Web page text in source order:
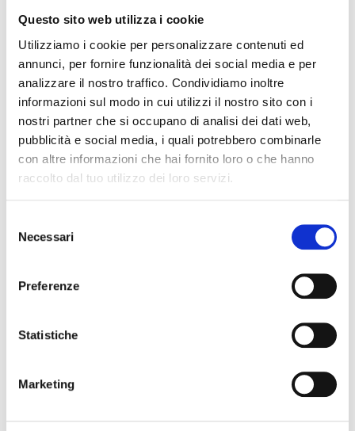
Questo sito web utilizza i cookie
Utilizziamo i cookie per personalizzare contenuti ed
annunci, per fornire funzionalità dei social media e per
analizzare il nostro traffico. Condividiamo inoltre
informazioni sul modo in cui utilizzi il nostro sito con i
nostri partner che si occupano di analisi dei dati web,
pubblicità e social media, i quali potrebbero combinarle
con altre informazioni che hai fornito loro o che hanno
raccolto dal tuo utilizzo dei loro servizi.
delNecessari
Preferenze
Statistiche
Marketing
71
WordPress
50%